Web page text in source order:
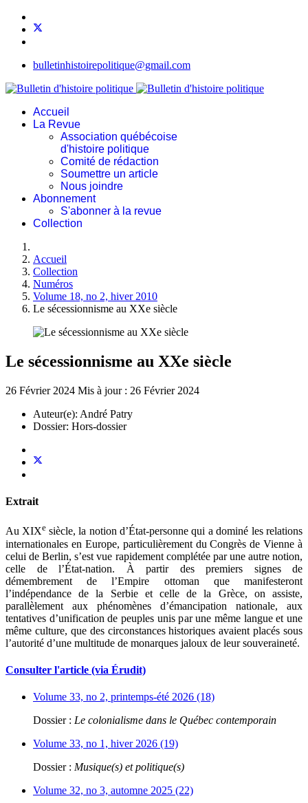
bulletinhistoirepolitique@gmail.com
Accueil
La Revue
Association québécoise
d'histoire politique
Comité de rédaction
Soumettre un article
Nous joindre
Abonnement
S'abonner à la revue
Collection
Accueil
Collection
Numéros
Volume 18, no 2, hiver 2010
Le sécessionnisme au XXe siècle
Le sécessionnisme au XXe siècle
26 Février 2024 Mis à jour : 26 Février 2024
Auteur(e): André Patry
Dossier: Hors-dossier
Extrait
Au XIXe siècle, la notion d’État-personne qui a dominé les relations
internationales en Europe, particulièrement du Congrès de Vienne à
celui de Berlin, s’est vue rapidement complétée par une autre notion,
celle de l’État-nation. À partir des premiers signes de
démembrement de l’Empire ottoman que manifesteront
l’indépendance de la Serbie et celle de la Grèce, on assiste,
parallèlement aux phénomènes d’émancipation nationale, aux
tentatives d’unification de peuples unis par une même langue et une
même culture, que des circonstances historiques avaient placés sous
l’autorité d’une multitude de monarques jaloux de leur souveraineté.
Consulter l'article (via Érudit)
Volume 33, no 2, printemps-été 2026 (18)
Dossier : Le colonialisme dans le Québec contemporain
Volume 33, no 1, hiver 2026 (19)
Dossier : Musique(s) et politique(s)
Volume 32, no 3, automne 2025 (22)